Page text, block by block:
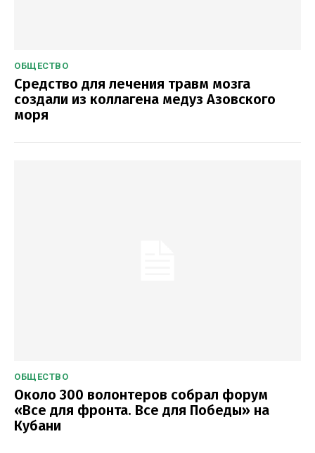
ОБЩЕСТВО
Средство для лечения травм мозга
создали из коллагена медуз Азовского
моря
ОБЩЕСТВО
Около 300 волонтеров собрал форум
«Все для фронта. Все для Победы» на
Кубани